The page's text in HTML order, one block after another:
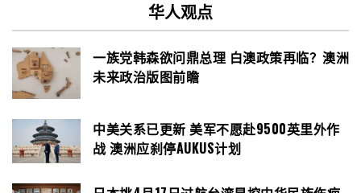
华人观点
一族党韩森欲问鼎总理 白澳政策再临？澳洲
未来政治版图前瞻
中美关系已更新 美军不愿赴9500英里外作
战 澳洲应刹停AUKUS计划